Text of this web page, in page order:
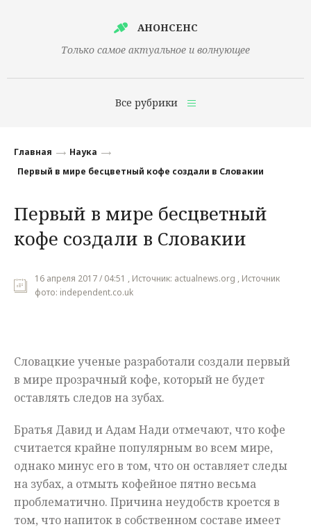
АНОНСЕНС
Только самое актуальное и волнующее
Все рубрики
Финансы
Наука
Культура
Общество
Происшествия
Главная
Наука
Первый в мире бесцветный кофе создали в Словакии
Первый в мире бесцветный
кофе создали в Словакии
16 апреля 2017 / 04:51 , Источник: actualnews.org , Источник
фото: independent.co.uk
Словацкие ученые разработали создали первый
в мире прозрачный кофе, который не будет
оставлять следов на зубах.
Братья Давид и Адам Нади отмечают, что кофе
считается крайне популярным во всем мире,
однако минус его в том, что он оставляет следы
на зубах, а отмыть кофейное пятно весьма
проблематично. Причина неудобств кроется в
том, что напиток в собственном составе имеет